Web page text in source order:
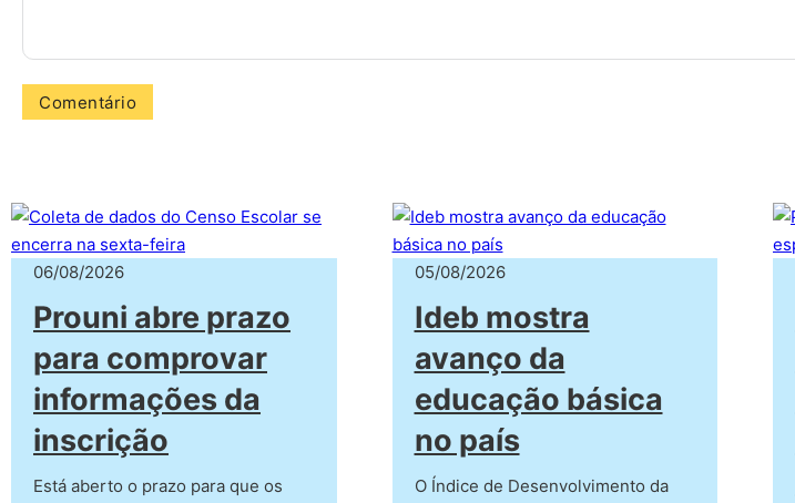
06/08/2026
Prouni abre prazo
para comprovar
informações da
inscrição
Está aberto o prazo para que os
05/08/2026
Ideb mostra
avanço da
educação básica
no país
O Índice de Desenvolvimento da